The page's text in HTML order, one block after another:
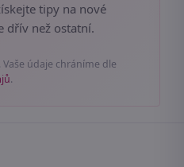
tipy na nové
dřív než ostatní.
údaje chráníme dle
.